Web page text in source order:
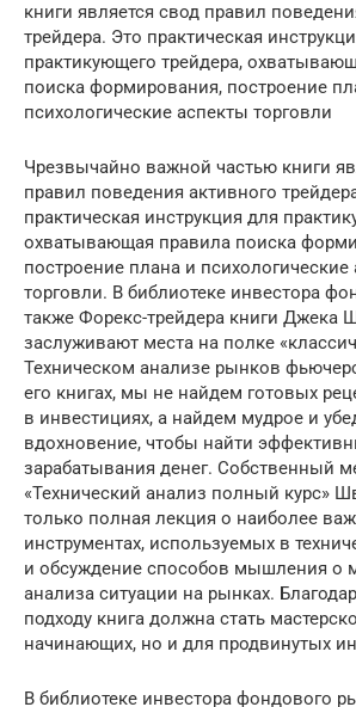
книги является свод правил
трейдера. Это практическая
практикующего трейдера,
поиска формирования, построение
психологические аспекты торговли
Чрезвычайно важной частью книги
правил поведения активного
практическая инструкция для
охватывающая правила поиска
построение плана и психологические
торговли. В библиотеке инвестора
также Форекс-трейдера книги Джека
заслуживают места на полке
Техническом анализе рынков
его книгах, мы не найдем готовых
в инвестициях, а найдем мудрое и
вдохновение, чтобы найти
зарабатывания денег. Собственный
«Технический анализ полный курс»
только полная лекция о наиболее
инструментах, используемых в
и обсуждение способов мышления о
анализа ситуации на рынках.
подходу книга должна стать
начинающих, но и для продвинутых
В библиотеке инвестора фондового